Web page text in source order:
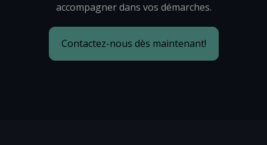
accompagner dans vos démarches.
Contactez-nous dès maintenant!